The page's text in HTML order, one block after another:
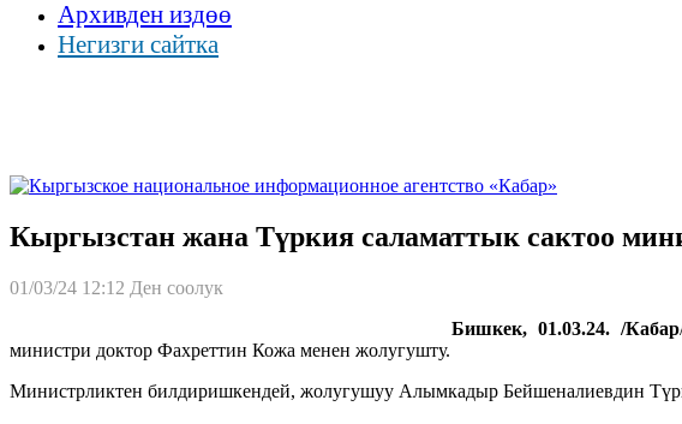
Архивден издөө
Негизги сайтка
Кыргызстан жана Түркия саламаттык сактоо
01/03/24 12:12 Ден соолук
Бишкек, 01.03.24. /Кабар
министри доктор Фахреттин Кожа менен жолугушту.
Министрликтен билдиришкендей, жолугушуу Алымкадыр Бейшеналиевдин